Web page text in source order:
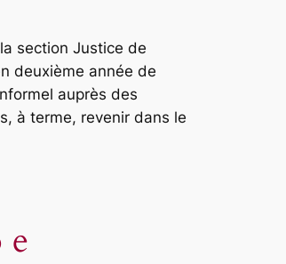
section Justice de
deuxième année de
auprès des
à terme, revenir dans le